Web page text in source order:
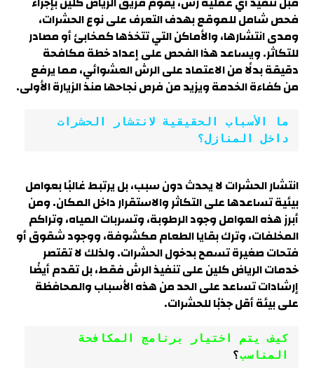
فحص شامل للموقع بهدف التعرف على نوع الحشرات،
ومدى انتشارها، والأماكن التي تتخذها كمخابئ أو مصادر
للتكاثر. ويساعد هذا الفحص على إعداد خطة مكافحة
دقيقة بدلًا من الاعتماد على الرش العشوائي، مما يرفع
من كفاءة الخدمة ويزيد من فرص نجاحها منذ الزيارة الأولى.
داخل المنازل؟
انتشار الحشرات لا يحدث دون سبب، بل يرتبط غالبًا بعوامل
بيئية تساعدها على التكاثر والاستقرار داخل المكان. ومن
أبرز هذه العوامل وجود الرطوبة، وتسربات المياه، وتراكم
المخلفات، وترك بقايا الطعام مكشوفة، ووجود شقوق أو
فتحات صغيرة تسمح بدخول الحشرات. ولذلك لا تقتصر
خدمات الرياض كلين على تنفيذ الرش فقط، بل تقدم أيضًا
إرشادات تساعد على الحد من هذه الأسباب والمحافظة
على بيئة أقل جذبًا للحشرات.
المناسب؟